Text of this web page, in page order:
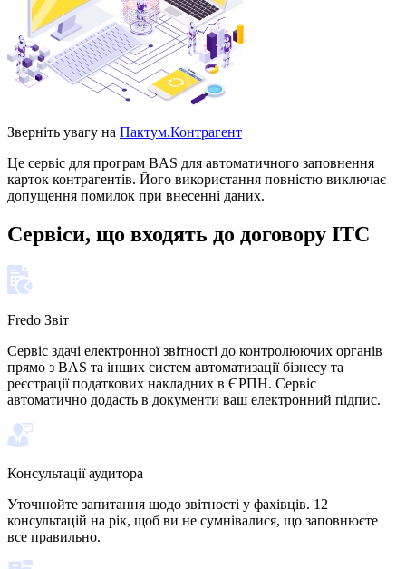
Зверніть увагу на Пактум.Контрагент
Це сервіс для програм BAS для автоматичного заповнення
карток контрагентів. Його використання повністю виключає
допущення помилок при внесенні даних.
Сервіси, що входять до договору ІТС
Fredo Звiт
Сервіс здачі електронної звітності до контролюючих органів
прямо з BAS та інших систем автоматизації бізнесу та
реєстрації податкових накладних в ЄРПН. Сервіс
автоматично додасть в документи ваш електронний підпис.
Консультації аудитора
Уточнюйте запитання щодо звітності у фахівців. 12
консультацій на рік, щоб ви не сумнівалися, що заповнюєте
все правильно.